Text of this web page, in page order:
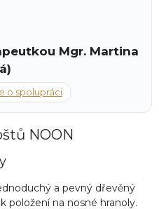
s
u
Mgr. Martina
o spolupráci
NOON
a pevný dřevěný
položení na nosné hranoly.